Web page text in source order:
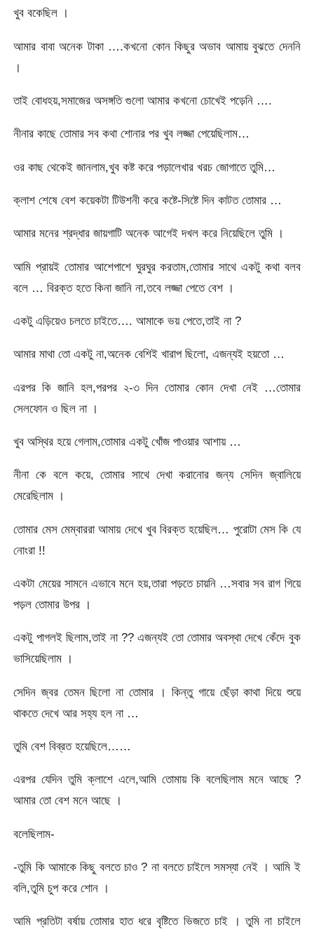
খুব বকেছিল ।
আমার বাবা অনেক টাকা ….কখনো কোন কিছুর অভাব আমায় বুঝতে দেননি
।
তাই বোধহয়,সমাজের অসঙ্গতি গুলো আমার কখনো চোখেই পড়েনি ….
নীনার কাছে তোমার সব কথা শোনার পর খুব লজ্জা পেয়েছিলাম…
ওর কাছ থেকেই জানলাম,খুব কষ্ট করে পড়ালেখার খরচ জোগাতে তুমি…
ক্লাশ শেষে বেশ কয়েকটা টিউশনী করে কষ্টে-সিষ্টে দিন কাটত তোমার …
আমার মনের শ্রদ্ধার জায়গাটি অনেক আগেই দখল করে নিয়েছিলে তুমি ।
আমি প্রায়ই তোমার আশেপাশে ঘুরঘুর করতাম,তোমার সাথে একটু কথা বলব
বলে … বিরক্ত হতে কিনা জানি না,তবে লজ্জা পেতে বেশ ।
একটু এড়িয়েও চলতে চাইতে…. আমাকে ভয় পেতে,তাই না ?
আমার মাথা তো একটু না,অনেক বেশিই খারাপ ছিলো, এজন্যই হয়তো …
এরপর কি জানি হল,পরপর ২-৩ দিন তোমার কোন দেখা নেই …তোমার
সেলফোন ও ছিল না ।
খুব অস্থির হয়ে গেলাম,তোমার একটু খোঁজ পাওয়ার আশায় …
নীনা কে বলে কয়ে, তোমার সাথে দেখা করানোর জন্য সেদিন জ্বালিয়ে
মেরেছিলাম ।
তোমার মেস মেম্বাররা আমায় দেখে খুব বিরক্ত হয়েছিল… পুরোটা মেস কি যে
নোংরা !!
একটা মেয়ের সামনে এভাবে মনে হয়,তারা পড়তে চায়নি …সবার সব রাগ গিয়ে
পড়ল তোমার উপর ।
একটু পাগলই ছিলাম,তাই না ?? এজন্যই তো তোমার অবস্থা দেখে কেঁদে বুক
ভাসিয়েছিলাম ।
সেদিন জ্বর তেমন ছিলো না তোমার । কিন্তু গায়ে ছেঁড়া কাথা দিয়ে শুয়ে
থাকতে দেখে আর সহ্য হল না …
তুমি বেশ বিব্রত হয়েছিলে……
এরপর যেদিন তুমি ক্লাশে এলে,আমি তোমায় কি বলেছিলাম মনে আছে ?
আমার তো বেশ মনে আছে ।
বলেছিলাম-
-তুমি কি আমাকে কিছু বলতে চাও ? না বলতে চাইলে সমস্যা নেই । আমি ই
বলি,তুমি চুপ করে শোন ।
আমি প্রতিটা বর্ষায় তোমার হাত ধরে বৃষ্টিতে ভিজতে চাই । তুমি না চাইলে